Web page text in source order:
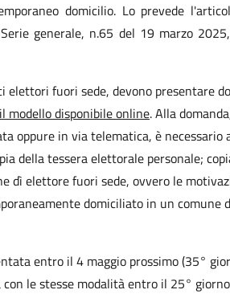
domicilio. Lo prevede
generale, n.65 del 19 marzo
fuori sede, devono presentare
modello disponibile online. Alla
oppure in via telematica, è necessario
della tessera elettorale personale;
dì elettore fuori sede, ovvero le
domiciliato in un comune
entro il 4 maggio prossimo (35°
le stesse modalità entro il 25° giorno